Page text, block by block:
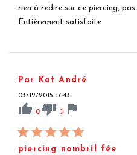
rien à redire sur ce piercing,
Entièrement satisfaite
Par Kat André
03/12/2015 17:43
thumb_up 0 thumb_down 0 flag
piercing nombril fée